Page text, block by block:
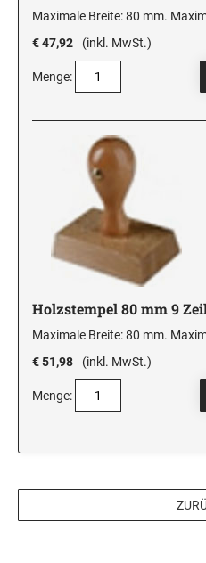
Maximale Breite: 80 mm.
€ 47,92
(inkl. MwSt.)
Menge:
Holzstempel 80 mm 9
Maximale Breite: 80 mm.
€ 51,98
(inkl. MwSt.)
Menge: